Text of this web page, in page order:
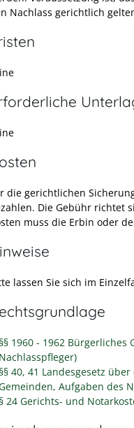
Nachlass gerichtlich
die gerichtlichen
Die Gebühr richtet
muss die Erbin oder
lassen Sie sich im
§§ 1960 - 1962 Bürgerliches
Nachlasspfleger)
§§ 40, 41 Landesgesetz
Gemeinden, Aufgaben des
§ 24 Gerichts- und